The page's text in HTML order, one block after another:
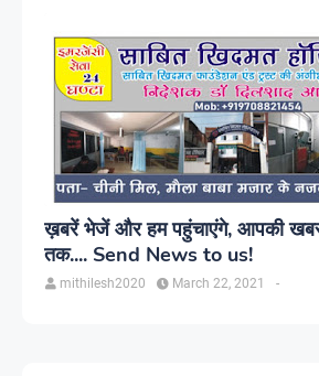
ख़बरें भेजें और हम पहुंचाएंगे, आपकी खबर को सही जगह
तक.... Send News to us!
mithilesh2020 -
March 22, 2021